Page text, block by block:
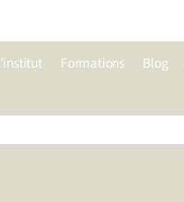
Formations Blog